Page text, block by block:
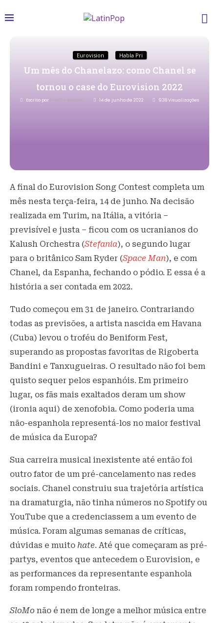
Eurovision Habla Pri
Um mês do Chanelazo: como Chanel se
tornou o case do Eurovision 2022
Escrito por Priscila Bertozzi 14 de junho de 2022 938Visualizações
A final do Eurovision Song Contest completa um
mês nesta terça-feira, 14 de junho. Na decisão
realizada em Turim, na Itália, a vitória –
previsível e justa – ficou com os ucranianos do
Kalush Orchestra (Stefania), o segundo lugar
para o britânico Sam Ryder (Space Man), e com
Chanel, da Espanha, fechando o pódio. E essa é a
história a ser contada em 2022.
Tudo começou em 31 de janeiro. Contrariando
todas as previsões, a artista nascida em Havana
(Cuba) levou o troféu do Beniform Fest,
superando as propostas favoritas de Rigoberta
Bandini e Tanxugueiras. O resultado não foi bem
quisto sequer pelos espanhóis. Em primeiro
lugar, os fãs mais exaltados deram um show
(ironia aqui) de xenofobia. Como poderia uma
não-espanhola representá-los no maior festival
de música da Europa?
Sua carreira musical inexistente até então foi
outro fator de um pré-cancelamento nas redes
sociais. Chanel construiu sua trajetória artística
na dramaturgia, não tinha números no Spotify ou
YouTube que a credenciassem a um evento de
música. Foram algumas semanas de críticas,
dúvidas e muito hate. Até que começaram as pré-
partys, eventos que antecedem o Eurovision, e
as performances da representante espanhola
foram rompendo fronteiras.
SloMo não é nem de longe a melhor música entre